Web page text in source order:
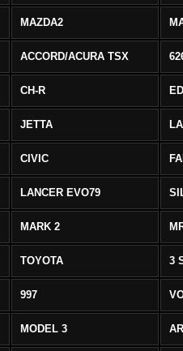
MAZDA2
ACCORD/ACURA TSX
CH-R
JETTA
CIVIC
LANCER EVO79
MARK 2
TOYOTA 3
997
MODEL 3